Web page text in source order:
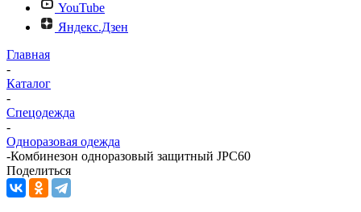
YouTube
Яндекс.Дзен
Главная
-
Каталог
-
Спецодежда
-
Одноразовая одежда
-Комбинезон одноразовый защитный JPC60
Поделиться